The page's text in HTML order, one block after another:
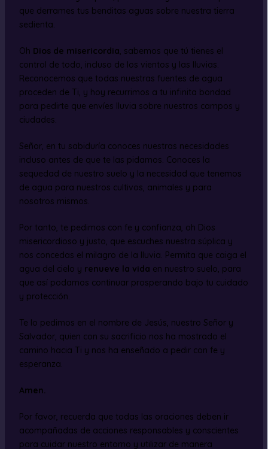
que derrames tus benditas aguas sobre nuestra tierra
sedienta.
Oh Dios de misericordia, sabemos que tú tienes el
control de todo, incluso de los vientos y las lluvias.
Reconocemos que todas nuestras fuentes de agua
proceden de Ti, y hoy recurrimos a tu infinita bondad
para pedirte que envíes lluvia sobre nuestros campos y
ciudades.
Señor, en tu sabiduría conoces nuestras necesidades
incluso antes de que te las pidamos. Conoces la
sequedad de nuestro suelo y la necesidad que tenemos
de agua para nuestros cultivos, animales y para
nosotros mismos.
Por tanto, te pedimos con fe y confianza, oh Dios
misericordioso y justo, que escuches nuestra súplica y
nos concedas el milagro de la lluvia. Permita que caiga el
agua del cielo y renueve la vida en nuestro suelo, para
que así podamos continuar prosperando bajo tu cuidado
y protección.
Te lo pedimos en el nombre de Jesús, nuestro Señor y
Salvador, quien con su sacrificio nos ha mostrado el
camino hacia Ti y nos ha enseñado a pedir con fe y
esperanza.
Amen.
Por favor, recuerda que todas las oraciones deben ir
acompañadas de acciones responsables y conscientes
para cuidar nuestro entorno y utilizar de manera